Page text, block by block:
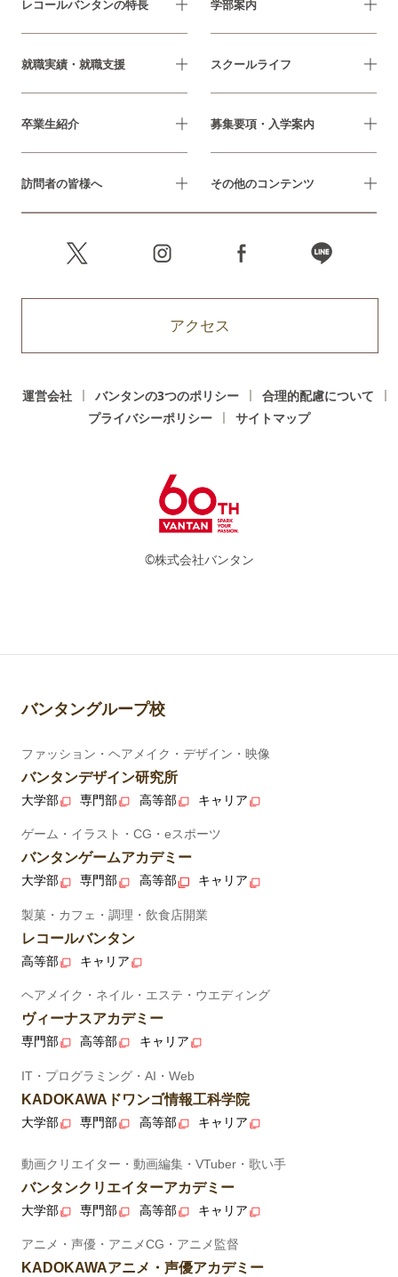
レコールバンタンの特長 学部案内
就職実績・就職支援 スクールライフ
卒業生紹介 募集要項・入学案内
訪問者の皆様へ その他のコンテンツ
アクセス
運営会社 バンタンの3つのポリシー
合理的配慮について
プライバシーポリシー
サイトマップ
©株式会社バンタン
バンタングループ校
ファッション・ヘアメイク・デザイン・映像
バンタンデザイン研究所
大学部 専門部 高等部 キャリア
ゲーム・イラスト・CG・eスポーツ
バンタンゲームアカデミー
大学部 専門部 高等部 キャリア
製菓・カフェ・調理・飲食店開業
レコールバンタン
高等部 キャリア
ヘアメイク・ネイル・エステ・ウエディング
ヴィーナスアカデミー
専門部 高等部 キャリア
IT・プログラミング・AI・Web
KADOKAWAドワンゴ情報工科学院
大学部 専門部 高等部 キャリア
動画クリエイター・動画編集・VTuber・歌い手
バンタンクリエイターアカデミー
大学部 専門部 高等部 キャリア
アニメ・声優・アニメCG・アニメ監督
KADOKAWAアニメ・声優アカデミー